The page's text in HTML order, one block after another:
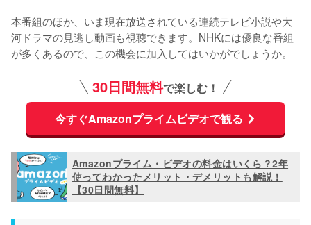
本番組のほか、いま現在放送されている連続テレビ小説や大
河ドラマの見逃し動画も視聴できます。NHKには優良な番組
が多くあるので、この機会に加入してはいかがでしょうか。
30日間無料で楽しむ！
今すぐAmazonプライムビデオで観る
Amazonプライム・ビデオの料金はいくら？2年
使ってわかったメリット・デメリットも解説！
【30日間無料】